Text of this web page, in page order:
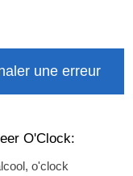
une erreur
O'Clock:
o'clock